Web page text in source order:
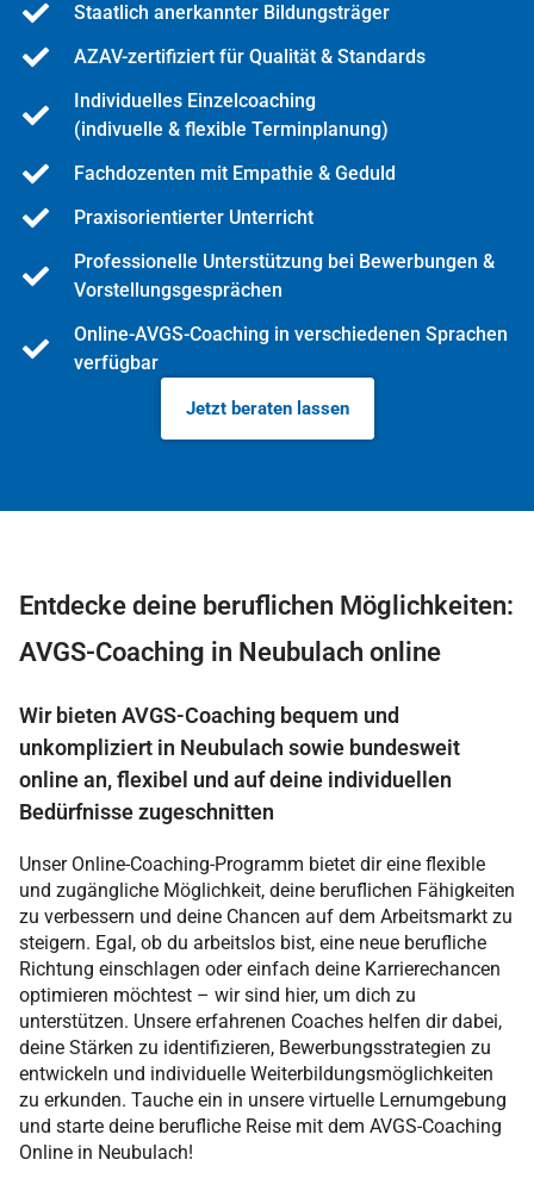
Staatlich anerkannter Bildungsträger
AZAV-zertifiziert für Qualität & Standards
Individuelles Einzelcoaching
(indivuelle & flexible Terminplanung)
Fachdozenten mit Empathie & Geduld
Praxisorientierter Unterricht
Professionelle Unterstützung bei Bewerbungen &
Vorstellungsgesprächen
Online-AVGS-Coaching in verschiedenen Sprachen
verfügbar
Jetzt beraten lassen
Entdecke deine beruflichen Möglichkeiten:
AVGS-Coaching in Neubulach online
Wir bieten AVGS-Coaching bequem und
unkompliziert in Neubulach sowie bundesweit
online an, flexibel und auf deine individuellen
Bedürfnisse zugeschnitten
Unser Online-Coaching-Programm bietet dir eine flexible
und zugängliche Möglichkeit, deine beruflichen Fähigkeiten
zu verbessern und deine Chancen auf dem Arbeitsmarkt zu
steigern. Egal, ob du arbeitslos bist, eine neue berufliche
Richtung einschlagen oder einfach deine Karrierechancen
optimieren möchtest – wir sind hier, um dich zu
unterstützen. Unsere erfahrenen Coaches helfen dir dabei,
deine Stärken zu identifizieren, Bewerbungsstrategien zu
entwickeln und individuelle Weiterbildungsmöglichkeiten
zu erkunden. Tauche ein in unsere virtuelle Lernumgebung
und starte deine berufliche Reise mit dem AVGS-Coaching
Online in Neubulach!